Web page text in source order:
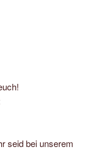
seid bei unserem